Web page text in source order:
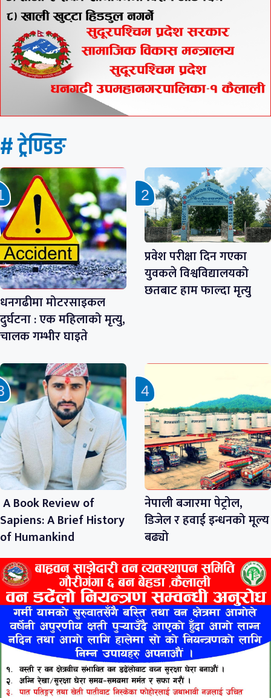
# ट्रेण्डिङ
धनगढीमा मोटरसाइकल
दुर्घटना : एक महिलाको मृत्यु,
चालक गम्भीर घाइते
प्रवेश परीक्षा दिन गएका
युवकले विश्वविद्यालयको
छतबाट हाम फाल्दा मृत्यु
A Book Review of
Sapiens: A Brief History
of Humankind
नेपाली बजारमा पेट्रोल,
डिजेल र हवाई इन्धनको मूल्य
बढ्यो